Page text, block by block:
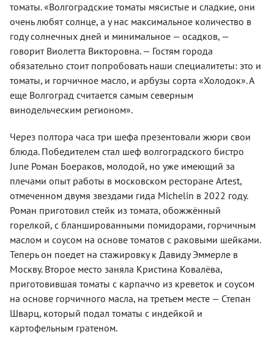
томаты. «Волгоградские томаты мясистые и сладкие, они
очень любят солнце, а у нас максимальное количество в
году солнечных дней и минимальное — осадков, —
говорит Виолетта Викторовна. — Гостям города
обязательно стоит попробовать наши специалитеты: это и
томаты, и горчичное масло, и арбузы сорта «Холодок». А
еще Волгоград считается самым северным
винодельческим регионом».
Через полтора часа три шефа презентовали жюри свои
блюда. Победителем стал шеф волгоградского бистро
June Роман Боераков, молодой, но уже имеющий за
плечами опыт работы в московском ресторане Artest,
отмеченном двумя звездами гида Michelin в 2022 году.
Роман приготовил стейк из томата, обожжённый
горелкой, с бланшированными помидорами, горчичным
маслом и соусом на основе томатов с раковыми шейками.
Теперь он поедет на стажировку к Давиду Эммерле в
Москву. Второе место заняла Кристина Ковалёва,
приготовившая томаты с карпаччо из креветок и соусом
на основе горчичного масла, на третьем месте — Степан
Шварц, который подал томаты с индейкой и
картофельным гратеном.